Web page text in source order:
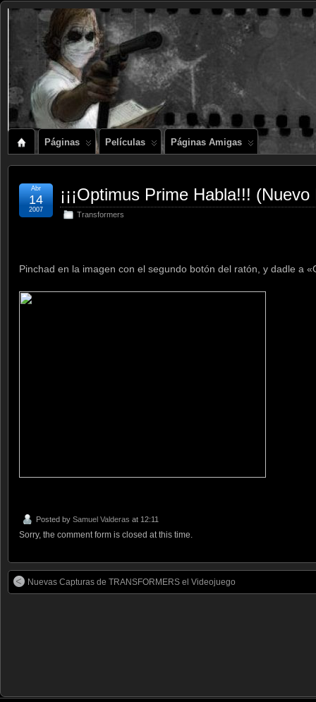
Páginas Películas Páginas Amigas
¡¡¡Optimus Prime Habla!!!
Transformers
Abr
14
2007
Pinchad en la imagen con el segundo botón del ratón, y dadle a
Posted by Samuel Valderas at 12:11
Sorry, the comment form is closed at this time.
Nuevas Capturas de TRANSFORMERS el Videojuego